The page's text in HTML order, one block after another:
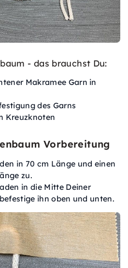
- das brauchst Du:
Makramee Garn in
des Garns
Kreuzknoten
Vorbereitung
in 70 cm Länge und einen
zu.
in die Mitte Deiner
ihn oben und unten.